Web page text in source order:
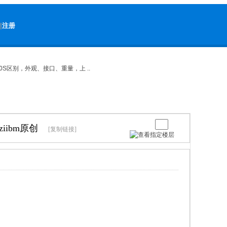
注册
区别，外观、接口、重量，上 ..
原创 [复制链接]